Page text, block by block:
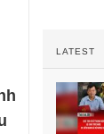
LATEST